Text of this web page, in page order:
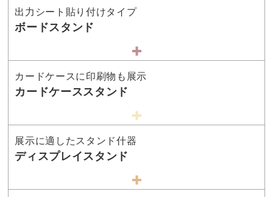
出力シート貼り付けタイプ
ボードスタンド
カードケースに印刷物も展示
カードケーススタンド
展示に適したスタンド什器
ディスプレイスタンド